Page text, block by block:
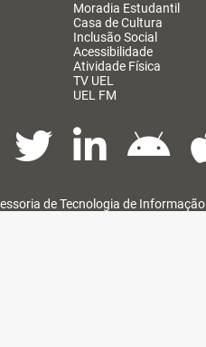
Moradia Estudantil
Casa de Cultura
Inclusão Social
Acessibilidade
Atividade Física
TV UEL
UEL FM
de Tecnologia de Informação